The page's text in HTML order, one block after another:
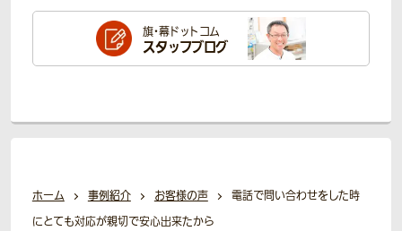
旗・幕ドットコム
スタッフブログ
ホーム 事例紹介 お客様の声
電話で問い合わせをした時
にとても対応が親切で安心出来たから